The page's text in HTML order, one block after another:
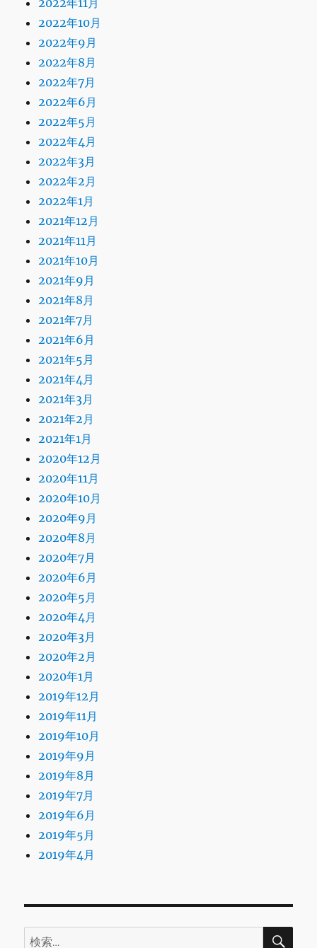
2022年11月
2022年10月
2022年9月
2022年8月
2022年7月
2022年6月
2022年5月
2022年4月
2022年3月
2022年2月
2022年1月
2021年12月
2021年11月
2021年10月
2021年9月
2021年8月
2021年7月
2021年6月
2021年5月
2021年4月
2021年3月
2021年2月
2021年1月
2020年12月
2020年11月
2020年10月
2020年9月
2020年8月
2020年7月
2020年6月
2020年5月
2020年4月
2020年3月
2020年2月
2020年1月
2019年12月
2019年11月
2019年10月
2019年9月
2019年8月
2019年7月
2019年6月
2019年5月
2019年4月
検
検